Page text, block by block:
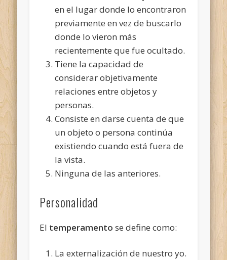
en el lugar donde lo encontraron
previamente en vez de buscarlo
donde lo vieron más
recientemente que fue ocultado.
Tiene la capacidad de
considerar objetivamente
relaciones entre objetos y
personas.
Consiste en darse cuenta de que
un objeto o persona continúa
existiendo cuando está fuera de
la vista.
Ninguna de las anteriores.
Personalidad
El temperamento se define como:
La externalización de nuestro yo.